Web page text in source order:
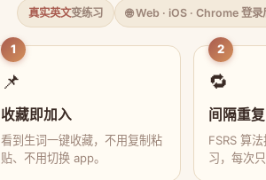
真实英文变练习 🌐 Web · iOS · Chrome 登录
1
📌
收藏即加入
看到生词一键收藏，不用复制粘
贴、不用切换 app。
2
🔁
间隔重复
FSRS 算
习，每次